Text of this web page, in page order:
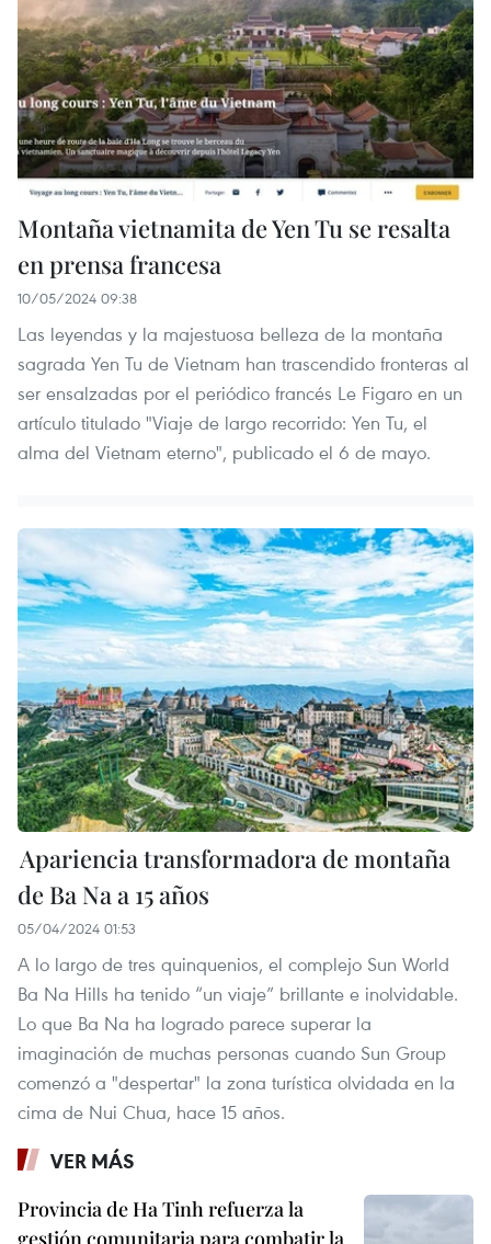
Montaña vietnamita de Yen Tu se resalta
en prensa francesa
10/05/2024 09:38
Las leyendas y la majestuosa belleza de la montaña
sagrada Yen Tu de Vietnam han trascendido fronteras al
ser ensalzadas por el periódico francés Le Figaro en un
artículo titulado "Viaje de largo recorrido: Yen Tu, el
alma del Vietnam eterno", publicado el 6 de mayo.
Apariencia transformadora de montaña
de Ba Na a 15 años
05/04/2024 01:53
A lo largo de tres quinquenios, el complejo Sun World
Ba Na Hills ha tenido “un viaje” brillante e inolvidable.
Lo que Ba Na ha logrado parece superar la
imaginación de muchas personas cuando Sun Group
comenzó a "despertar" la zona turística olvidada en la
cima de Nui Chua, hace 15 años.
VER MÁS
Provincia de Ha Tinh refuerza la
gestión comunitaria para combatir la